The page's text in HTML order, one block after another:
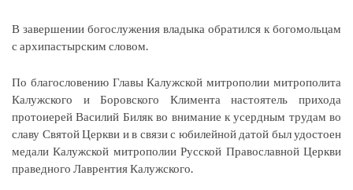
В завершении богослужения владыка обратился к богомольцам
с архипастырским словом.
По благословению Главы Калужской митрополии митрополита
Калужского и Боровского Климента настоятель прихода
протоиерей Василий Биляк во внимание к усердным трудам во
славу Святой Церкви и в связи с юбилейной датой был удостоен
медали Калужской митрополии Русской Православной Церкви
праведного Лаврентия Калужского.